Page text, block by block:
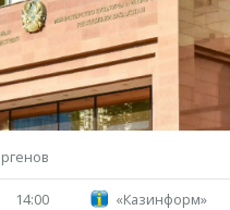
14:00 «Казинформ»